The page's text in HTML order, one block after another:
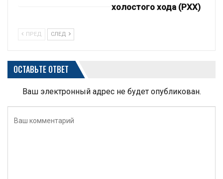
холостого хода (РХХ)
ПРЕД СЛЕД
ОСТАВЬТЕ ОТВЕТ
Ваш электронный адрес не будет опубликован.